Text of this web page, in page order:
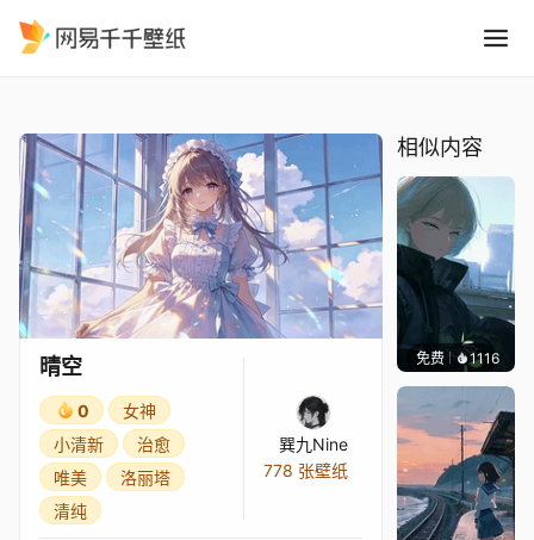
晴空
0
女神
小清新
治愈
唯美
洛丽塔
清纯
巽九Nine
778 张壁纸
相似内容
免费 1116辰东